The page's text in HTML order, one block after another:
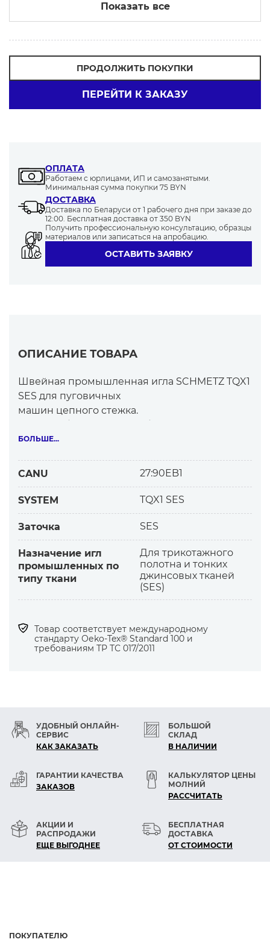
серый
уголь
115 280 100 140
Показать все
ПРОДОЛЖИТЬ ПОКУПКИ
ПЕРЕЙТИ К ЗАКАЗУ
ОПЛАТА
Работаем с юрлицами, ИП и самозанятыми.
Минимальная сумма покупки 75 BYN
ДОСТАВКА
Доставка по Беларуси от 1 рабочего дня при заказе до
12:00. Бесплатная доставка от 350 BYN
Получить профессиональную консультацию, образцы
материалов или записаться на апробацию.
ОСТАВИТЬ ЗАЯВКУ
ОПИСАНИЕ ТОВАРА
Швейная промышленная игла SCHMETZ TQX1
SES для пуговичных
машин цепного стежка.
иглы.
трикотажного полотна.
Рекомендуется для материалов
— Тонкий и средний трикотаж, особенно
джерси.
— Легкие, плотные ткани — микроволокно,
щелк, искусственные шелк (или «SPI»).
— Костюмные, пальтовые и легкие
джинсовые ткани.
текстиль).
Особенности и выгоды использования иглы
— Не повреждает материал, пуговицу и
нитку.
раздвигает нити тканей и трикотажные
петли, проникая в зазоры.
— Иглы SCHMETZ отличаются исключительно
точностью всех элементов и высокой
прочностью.
БОЛЬШЕ...
CANU 27:90EB1
SYSTEM TQX1 SES
Заточка SES
Назначение игл
промышленных по
типу ткани
Для трикотажного
полотна и тонких
джинсовых тканей
(SES)
Товар соответствует международному
стандарту Оеko-Tex® Standard 100 и
требованиям ТР ТС 017/2011
УДОБНЫЙ ОНЛАЙН-
СЕРВИС
КАК ЗАКАЗАТЬ
БОЛЬШОЙ
СКЛАД
В НАЛИЧИИ
ГАРАНТИИ КАЧЕСТВА
ЗАКАЗОВ
КАЛЬКУЛЯТОР ЦЕНЫ
МОЛНИЙ
РАСCЧИТАТЬ
АКЦИИ И
РАСПРОДАЖИ
ЕЩЕ ВЫГОДНЕЕ
БЕСПЛАТНАЯ
ДОСТАВКА
ОТ СТОИМОСТИ
ПОКУПАТЕЛЮ